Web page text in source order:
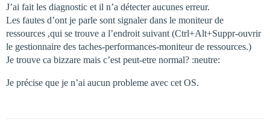
J’ai fait les diagnostic et il n’a détecter aucunes erreur.
Les fautes d’ont je parle sont signaler dans le moniteur de
ressources ,qui se trouve a l’endroit suivant (Ctrl+Alt+Suppr-ouvrir
le gestionnaire des taches-performances-moniteur de ressources.)
Je trouve ca bizzare mais c’est peut-etre normal? :neutre:
Je précise que je n’ai aucun probleme avec cet OS.